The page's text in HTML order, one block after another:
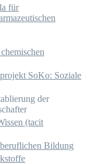
für
SoKo: Soziale
der
(tacit
Bildung